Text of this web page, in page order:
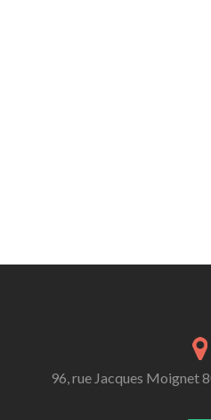
96, rue Jacques Moignet